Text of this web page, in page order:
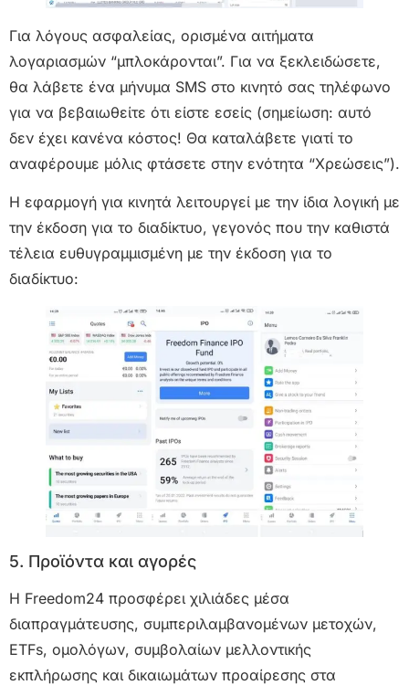
Για λόγους ασφαλείας, ορισμένα αιτήματα
λογαριασμών “μπλοκάρονται”. Για να ξεκλειδώσετε,
θα λάβετε ένα μήνυμα SMS στο κινητό σας τηλέφωνο
για να βεβαιωθείτε ότι είστε εσείς (σημείωση: αυτό
δεν έχει κανένα κόστος! Θα καταλάβετε γιατί το
αναφέρουμε μόλις φτάσετε στην ενότητα “Χρεώσεις”).
Η εφαρμογή για κινητά λειτουργεί με την ίδια λογική με
την έκδοση για το διαδίκτυο, γεγονός που την καθιστά
τέλεια ευθυγραμμισμένη με την έκδοση για το
διαδίκτυο:
5. Προϊόντα και αγορές
Η Freedom24 προσφέρει χιλιάδες μέσα
διαπραγμάτευσης, συμπεριλαμβανομένων μετοχών,
ETFs, ομολόγων, συμβολαίων μελλοντικής
εκπλήρωσης και δικαιωμάτων προαίρεσης στα